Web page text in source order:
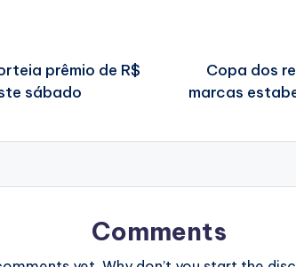
prêmio de R$
sábado
Copa dos
marcas
Comments